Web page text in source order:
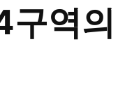
구역